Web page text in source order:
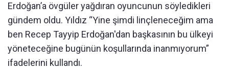
Erdoğan’a övgüler yağdıran oyuncunun söyledikleri
gündem oldu. Yıldız “Yine şimdi linçleneceğim ama
ben Recep Tayyip Erdoğan'dan başkasının bu ülkeyi
yöneteceğine bugünün koşullarında inanmıyorum”
ifadelerini kullandı.